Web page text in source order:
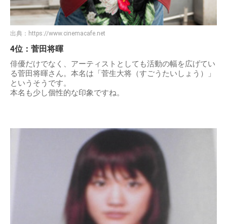
出典： https://www.cinemacafe.net
4位：菅田将暉
俳優だけでなく、アーティストとしても活動の幅を広げてい
る菅田将暉さん。本名は「菅生大将（すごうたいしょう）」
というそうです。
本名も少し個性的な印象ですね。